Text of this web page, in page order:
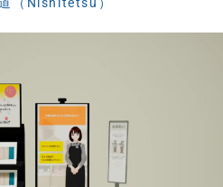
（Nishitetsu）